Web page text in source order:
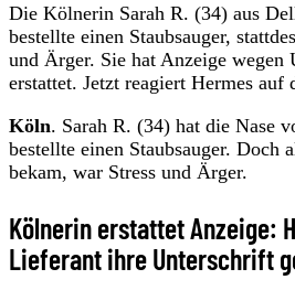
Die Kölnerin Sarah R. (34) aus
bestellte einen Staubsauger,
und Ärger. Sie hat Anzeige wegen
erstattet. Jetzt reagiert Hermes auf
Köln. Sarah R. (34) hat die Nase
bestellte einen Staubsauger. Doch
bekam, war Stress und Ärger.
Kölnerin erstattet Anzeige:
Lieferant ihre Unterschrift